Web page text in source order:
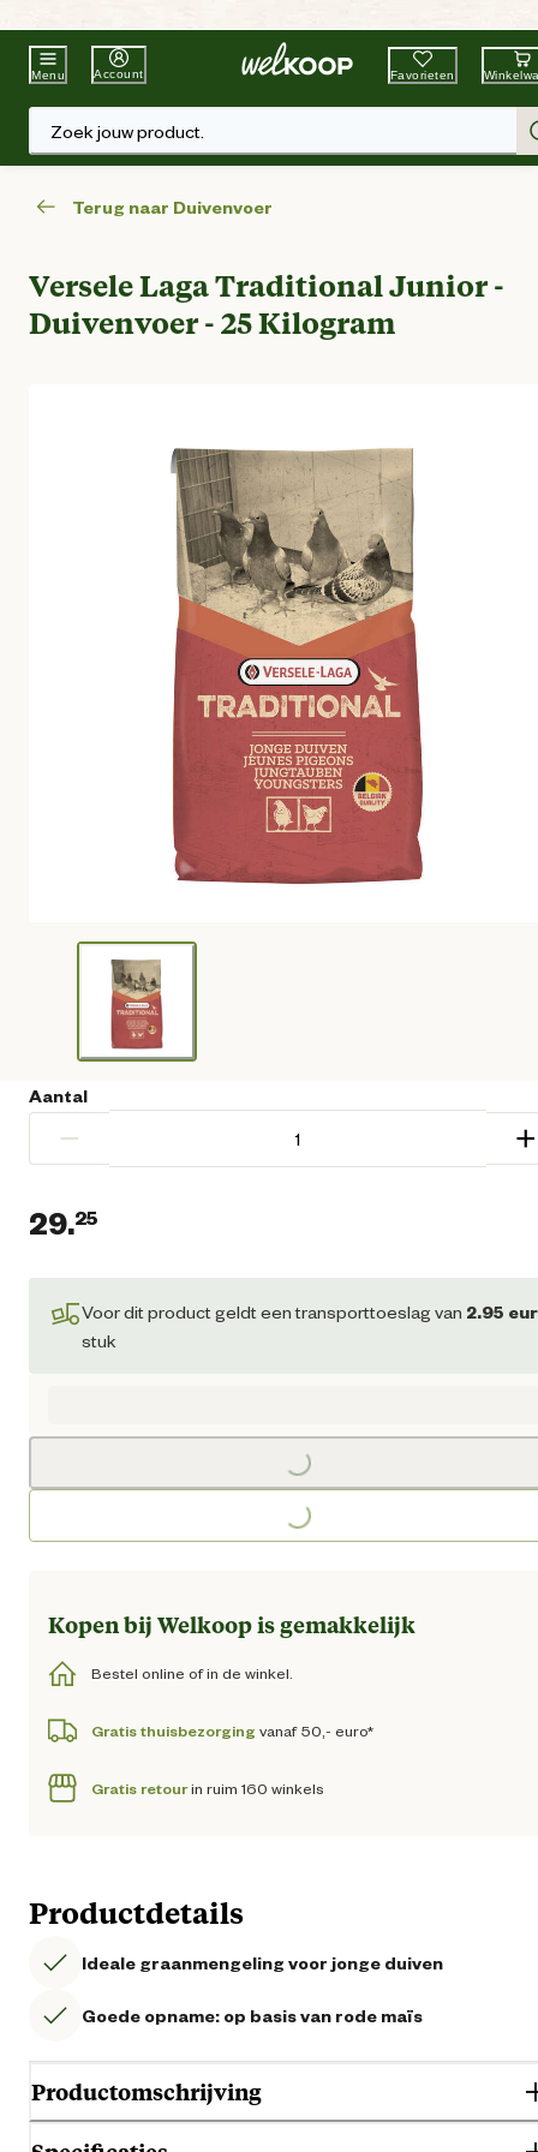
Beste WinkelketenTuin & Dier
Menu Account Favorieten
Zoek jouw product.
Terug naar Duivenvoer
Versele Laga Traditional Junior -
Duivenvoer - 25 Kilogram
Aantal
− +
29.25
Huidige prijs € 29,25
Voor dit product geldt een transporttoeslag van 2.95
stuk
Loading...
Loading...
Kopen bij Welkoop is gemakkelijk
Bestel online of in de winkel.
Gratis thuisbezorging vanaf 50,- euro*
Gratis retourin ruim 160 winkels
Productdetails
Ideale graanmengeling voor jonge duiven
Goede opname: op basis van rode maïs
Productomschrijving